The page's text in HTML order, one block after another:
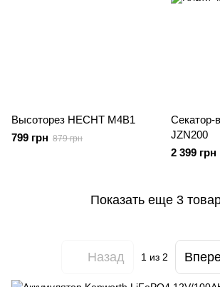
Высоторез HECHT M4B1
799 грн 879 грн
Секатор-
JZN200
2 399 грн
Показать еще 3
Назад 1 из 2